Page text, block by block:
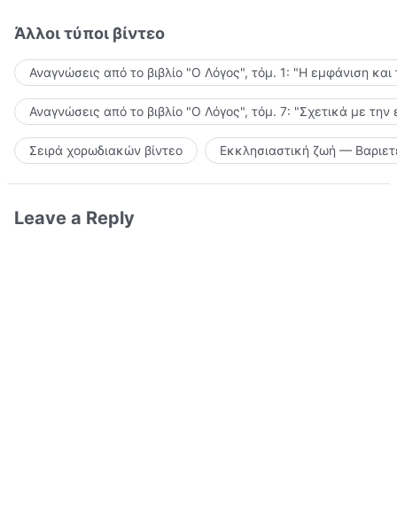
Άλλοι τύποι βίντεο
Αναγνώσεις από το βιβλίο "Ο Λόγος", τόμ. 1: "Η εμφάνιση
Αναγνώσεις από το βιβλίο "Ο Λόγος", τόμ. 7: "Σχετικά με την
Σειρά χορωδιακών βίντεο Εκκλησιαστική ζωή —
Leave a Reply